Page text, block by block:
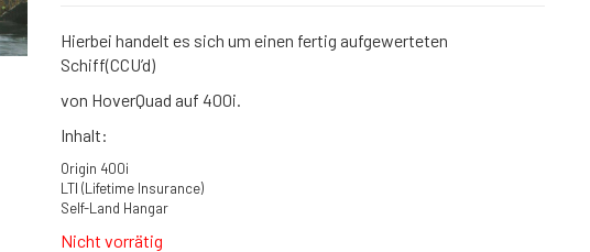
Hierbei handelt es sich um einen fertig aufgewerteten
Schiff(CCU’d)
von HoverQuad auf 400i.
Inhalt:
Origin 400i
LTI (Lifetime Insurance)
Self-Land Hangar
Nicht vorrätig